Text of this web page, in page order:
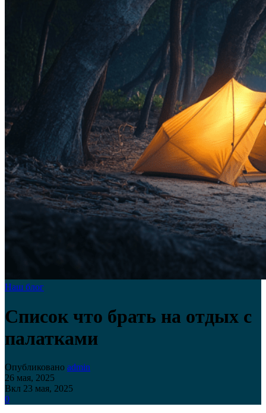
Наш блог
Список что брать на отдых с
палатками
Опубликовано admin
26 мая, 2025
Вкл 23 мая, 2025
0